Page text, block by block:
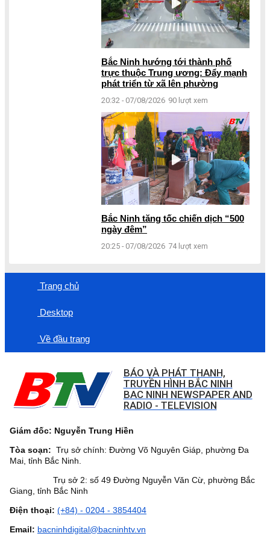
Bắc Ninh hướng tới thành phố
trực thuộc Trung ương: Đẩy mạnh
phát triển từ xã lên phường
20:32 - 07/08/2026 90 lượt xem
Bắc Ninh tăng tốc chiến dịch “500
ngày đêm”
20:25 - 07/08/2026 74 lượt xem
Trang chủ
Desktop
Về đầu trang
BÁO VÀ PHÁT THANH,
TRUYỀN HÌNH BẮC NINH
BAC NINH NEWSPAPER AND
RADIO - TELEVISION
Giám đốc: Nguyễn Trung Hiền
Tòa soạn: Trụ sở chính: Đường Võ Nguyên Giáp, phường Đa
Mai, tỉnh Bắc Ninh.
Trụ sở 2: số 49 Đường Nguyễn Văn Cừ, phường Bắc
Giang, tỉnh Bắc Ninh
Điện thoại: (+84) - 0204 - 3854404
Email: bacninhdigital@bacninhtv.vn